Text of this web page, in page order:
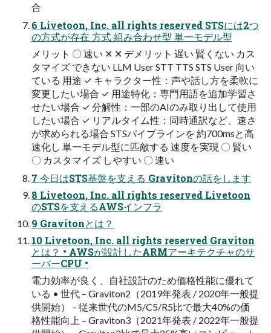
合
6 Livetoon, Inc. all rights reserved STSには2つ
の方式が存在 方式 組み合わせ型 単一モデル型
メリット 〇 速い ✕ ✕ デメリット 遅い 賢くない カス
タマイズ できない LLM User STT TTS STS User 向い
ている 用途 ✓ キャラクター性：声や話し方を柔軟に
変更したい場合 ✓ 用途特化：専門用語を追加学習さ
せたい場合 ✓ 分解性：一部のAIのみ取り出して使用
したい場合 ✓ リアルタイム性：同時通訳など、速さ
が求められる場合 STSパイプラインを 約700msと高
速化し 単一モデル型に匹敵する 速度を実現 〇 賢い
〇 カスタマイズ しやすい 〇 速い
7 今日はSTS基盤を支える Gravitonの話をします
8 Livetoon, Inc. all rights reserved Livetoon
のSTSを支えるAWSインフラ
9 Gravitonとは？
10 Livetoon, Inc. all rights reserved Graviton
とは？ • AWSが設計したARMアーキテクチャのサ
ーバーCPU •
電力効率が良く、自社設計のため価格性能に優れて
いる • 世代 – Graviton2（2019年発表 / 2020年一般提
供開始） – 従来世代のM5/C5/R5比で最大40%の価
格性能向上 – Graviton3（2021年発表 / 2022年一般提